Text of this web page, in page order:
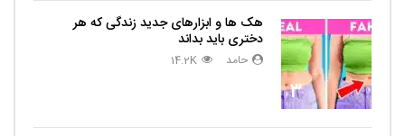
3
هک ها و ابزارهای جدید زندگی که هر
دختری باید بداند
حامد 14.2K